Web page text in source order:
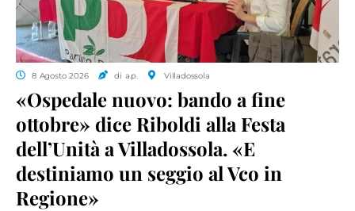
8 Agosto 2026 di a.p. Villadossola
«Ospedale nuovo: bando a fine
ottobre» dice Riboldi alla Festa
dell’Unità a Villadossola. «E
destiniamo un seggio al Vco in
Regione»